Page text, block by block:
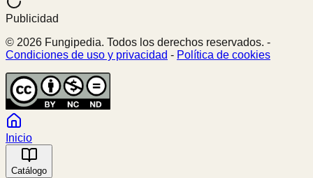
Publicidad
© 2026 Fungipedia. Todos los derechos reservados. -
Condiciones de uso y privacidad - Política de cookies
Inicio
Catálogo